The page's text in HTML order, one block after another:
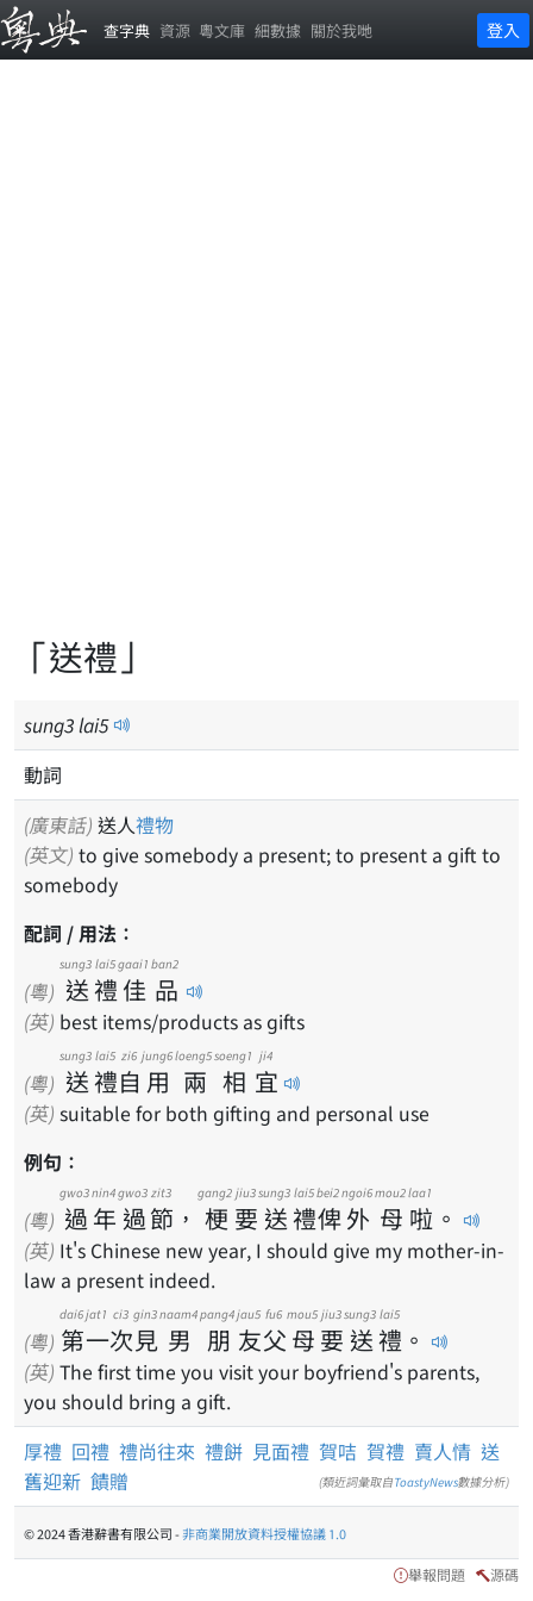
查字典 資源 粵文庫 細數據 關於我哋 登入
「送禮」
sung3lai5
動詞
(廣東話) 送人禮物
(英文)
somebody
配詞 / 用法：
(粵) 送
sung3
禮
lai5
佳
gaai1
品
ban2
(英) best items/products as gifts
(粵) 送
sung3
禮
lai5
自
zi6
用
jung6
兩
loeng5
相
soeng1
宜
ji4
(英) suitable for both gifting and personal use
例句：
(粵) 過
gwo3
年
nin4
過
gwo3
節
zit3
， 梗
gang2
要
jiu3
送
sung3
禮
lai5
俾
bei2
外
ngoi6
母
mou2
啦
laa1
。
(英) It's Chinese new year, I should give my mother-in-
law a present indeed.
(粵) 第
dai6
一
jat1
次
ci3
見
gin3
男
naam4
朋
pang4
友
jau5
父
fu6
母
mou5
要
jiu3
送
sung3
禮
lai5
。
(英) The first time you visit your boyfriend's parents,
you should bring a gift.
厚禮 回禮 禮尚往來 禮餅 見面禮 賀咭 賀禮 賣人情 送
舊迎新 饋贈 (類近詞彙取自ToastyNews數據分析)
© 2024 香港辭書有限公司 -非商業開放資料授權協議 1.0
舉報問題 源碼